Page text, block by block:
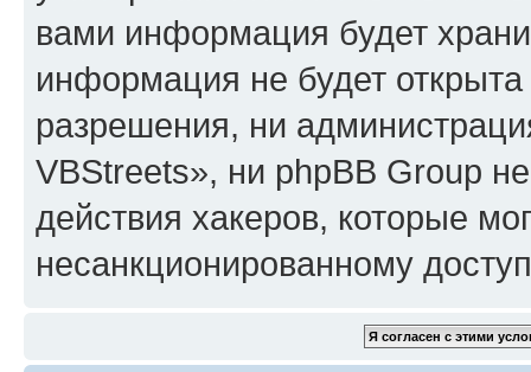
вами информация будет
информация не будет
разрешения, ни
VBStreets», ни phpBB Group
действия хакеров, которые
несанкционированному